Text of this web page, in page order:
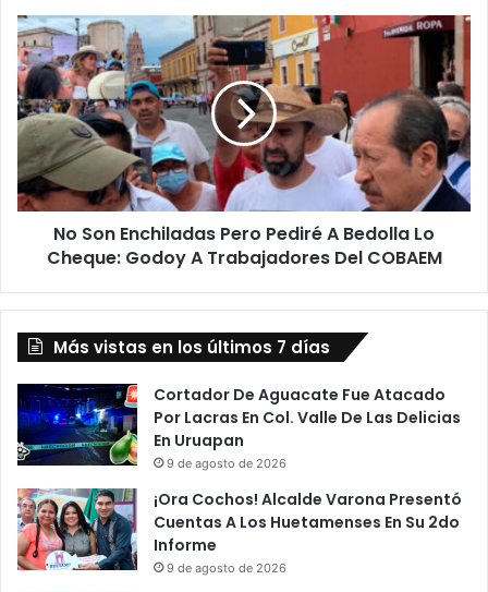
Inseguridad
No
Son
Enchiladas
Pero
Pediré
A
Bedolla
Lo
Cheque:
GodoyNo Son Enchiladas Pero Pediré A Bedolla Lo
Cheque: Godoy A Trabajadores Del COBAEM
Más vistas en los últimos 7 días
Cortador De Aguacate Fue Atacado
Por Lacras En Col. Valle De Las Delicias
En Uruapan
9 de agosto de 2026
¡Ora Cochos! Alcalde Varona Presentó
Cuentas A Los Huetamenses En Su 2do
Informe
9 de agosto de 2026